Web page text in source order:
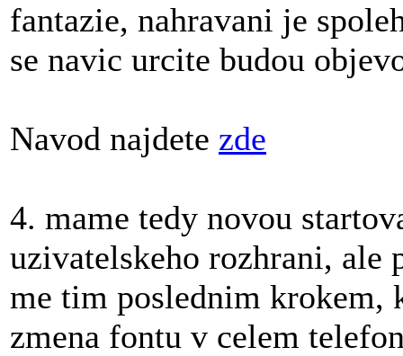
fantazie, nahravani je
se navic urcite budou
Navod najdete zde
4. mame tedy novou
uzivatelskeho rozhrani, ale
me tim poslednim krokem,
zmena fontu v celem